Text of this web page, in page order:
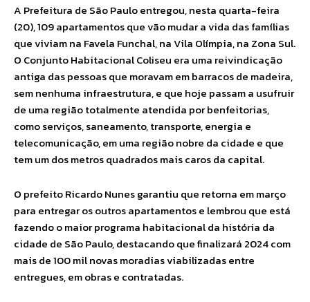
A Prefeitura de São Paulo entregou, nesta quarta-feira
(20), 109 apartamentos que vão mudar a vida das famílias
que viviam na Favela Funchal, na Vila Olímpia, na Zona Sul.
O Conjunto Habitacional Coliseu era uma reivindicação
antiga das pessoas que moravam em barracos de madeira,
sem nenhuma infraestrutura, e que hoje passam a usufruir
de uma região totalmente atendida por benfeitorias,
como serviços, saneamento, transporte, energia e
telecomunicação, em uma região nobre da cidade e que
tem um dos metros quadrados mais caros da capital.
O prefeito Ricardo Nunes garantiu que retorna em março
para entregar os outros apartamentos e lembrou que está
fazendo o maior programa habitacional da história da
cidade de São Paulo, destacando que finalizará 2024 com
mais de 100 mil novas moradias viabilizadas entre
entregues, em obras e contratadas.